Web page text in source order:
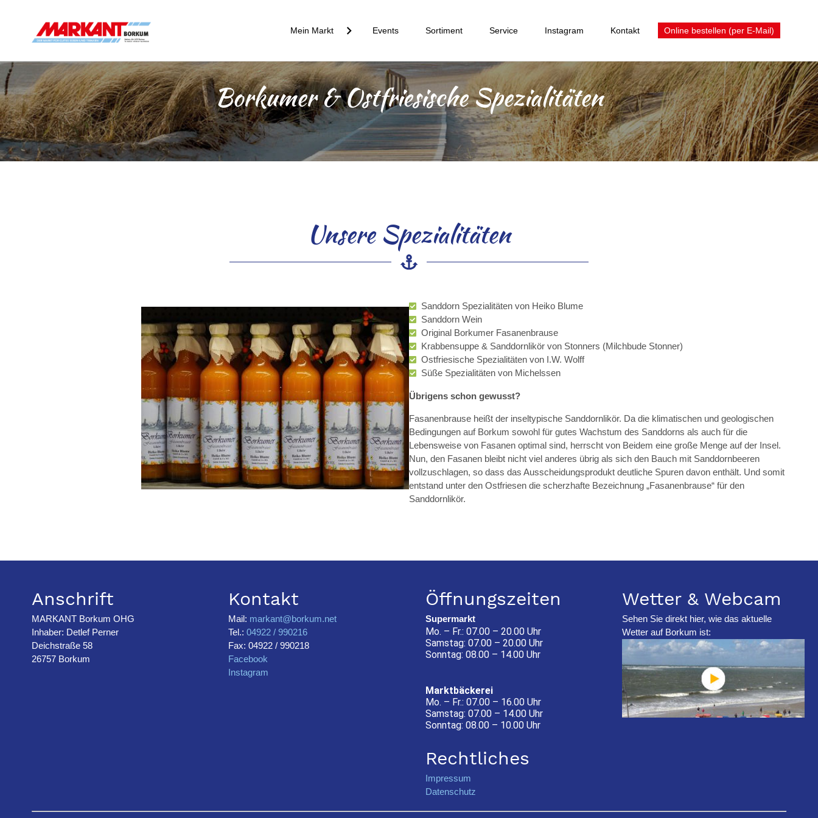
Mein Markt Events Sortiment Service Instagram Kontakt Online bestellen (per E-Mail)
Borkumer & Ostfriesische Spezialitäten
Unsere Spezialitäten
Sanddorn Spezialitäten von Heiko Blume
Sanddorn Wein
Original Borkumer Fasanenbrause
Krabbensuppe & Sanddornlikör von Stonners (Milchbude Stonner)
Ostfriesische Spezialitäten von I.W. Wolff
Süße Spezialitäten von Michelssen
Übrigens schon gewusst?
Fasanenbrause heißt der inseltypische Sanddornlikör. Da die klimatischen und geologischen
Bedingungen auf Borkum sowohl für gutes Wachstum des Sanddorns als auch für die
Lebensweise von Fasanen optimal sind, herrscht von Beidem eine große Menge auf der Insel.
Nun, den Fasanen bleibt nicht viel anderes übrig als sich den Bauch mit Sanddornbeeren
vollzuschlagen, so dass das Ausscheidungsprodukt deutliche Spuren davon enthält. Und somit
entstand unter den Ostfriesen die scherzhafte Bezeichnung „Fasanenbrause“ für den
Sanddornlikör.
Anschrift
MARKANT Borkum OHG
Inhaber: Detlef Perner
Deichstraße 58
26757 Borkum
Kontakt
Mail: markant@borkum.net
Tel.: 04922 / 990216
Fax: 04922 / 990218
Facebook
Instagram
Öffnungszeiten
Supermarkt
Mo. – Fr.: 07.00 – 20.00 Uhr
Samstag: 07.00 – 20.00 Uhr
Sonntag: 08.00 – 14.00 Uhr
Marktbäckerei
Mo. – Fr.: 07.00 – 16.00 Uhr
Samstag: 07.00 – 14.00 Uhr
Sonntag: 08.00 – 10.00 Uhr
Rechtliches
Impressum
Datenschutz
Wetter & Webcam
Sehen Sie direkt hier, wie das aktuelle
Wetter auf Borkum ist: